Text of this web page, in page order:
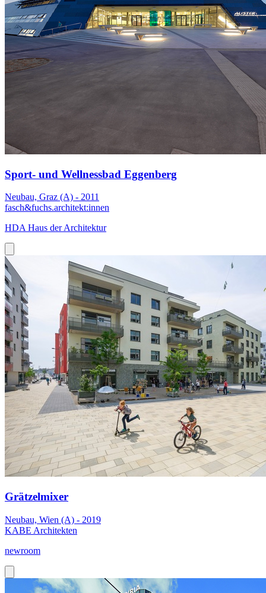
Sport- und Wellnessbad Eggenberg
Neubau, Graz (A) - 2011
fasch&fuchs.architekt:innen
HDA Haus der Architektur
Grätzelmixer
Neubau, Wien (A) - 2019
KABE Architekten
newroom